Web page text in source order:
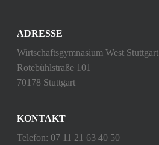
ADRESSE
Wirtschaftsgymnasium West Stuttgart
Rotebühlstraße 101
70178 Stuttgart
KONTAKT
Telefon: 07 11 21 63 40 50